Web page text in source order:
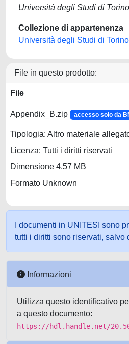
Università degli Studi di Torino
Collezione di appartenenza
Università degli Studi di Torino
File in questo prodotto:
File
Appendix_B.zip accesso solo da
Tipologia: Altro materiale
Licenza: Tutti i diritti riservati
Dimensione 4.57 MB
Formato Unknown
I documenti in UNITESI sono
tutti i diritti sono riservati, salvo
Informazioni
Utilizza questo identificativo
a questo documento:
https://hdl.handle.net/